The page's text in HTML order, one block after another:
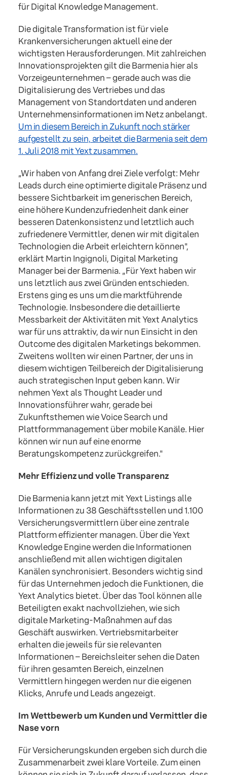
für Digital Knowledge Management.
Die digitale Transformation ist für viele
Krankenversicherungen aktuell eine der
wichtigsten Herausforderungen. Mit zahlreichen
Innovationsprojekten gilt die Barmenia hier als
Vorzeigeunternehmen – gerade auch was die
Digitalisierung des Vertriebes und das
Management von Standortdaten und anderen
Unternehmensinformationen im Netz anbelangt.
Um in diesem Bereich in Zukunft noch stärker
aufgestellt zu sein, arbeitet die Barmenia seit dem
1. Juli 2018 mit Yext zusammen.
„Wir haben von Anfang drei Ziele verfolgt: Mehr
Leads durch eine optimierte digitale Präsenz und
bessere Sichtbarkeit im generischen Bereich,
eine höhere Kundenzufriedenheit dank einer
besseren Datenkonsistenz und letztlich auch
zufriedenere Vermittler, denen wir mit digitalen
Technologien die Arbeit erleichtern können",
erklärt Martin Ingignoli, Digital Marketing
Manager bei der Barmenia. „Für Yext haben wir
uns letztlich aus zwei Gründen entschieden.
Erstens ging es uns um die marktführende
Technologie. Insbesondere die detaillierte
Messbarkeit der Aktivitäten mit Yext Analytics
war für uns attraktiv, da wir nun Einsicht in den
Outcome des digitalen Marketings bekommen.
Zweitens wollten wir einen Partner, der uns in
diesem wichtigen Teilbereich der Digitalisierung
auch strategischen Input geben kann. Wir
nehmen Yext als Thought Leader und
Innovationsführer wahr, gerade bei
Zukunftsthemen wie Voice Search und
Plattformmanagement über mobile Kanäle. Hier
können wir nun auf eine enorme
Beratungskompetenz zurückgreifen."
Mehr Effizienz und volle Transparenz
Die Barmenia kann jetzt mit Yext Listings alle
Informationen zu 38 Geschäftsstellen und 1.100
Versicherungsvermittlern über eine zentrale
Plattform effizienter managen. Über die Yext
Knowledge Engine werden die Informationen
anschließend mit allen wichtigen digitalen
Kanälen synchronisiert. Besonders wichtig sind
für das Unternehmen jedoch die Funktionen, die
Yext Analytics bietet. Über das Tool können alle
Beteiligten exakt nachvollziehen, wie sich
digitale Marketing-Maßnahmen auf das
Geschäft auswirken. Vertriebsmitarbeiter
erhalten die jeweils für sie relevanten
Informationen – Bereichsleiter sehen die Daten
für ihren gesamten Bereich, einzelnen
Vermittlern hingegen werden nur die eigenen
Klicks, Anrufe und Leads angezeigt.
Im Wettbewerb um Kunden und Vermittler die
Nase vorn
Für Versicherungskunden ergeben sich durch die
Zusammenarbeit zwei klare Vorteile. Zum einen